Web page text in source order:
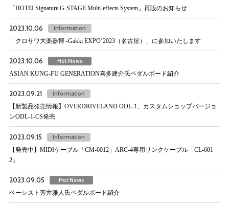
「HOTEI Signature G-STAGE Multi-effects System」再販のお知らせ
2023.10.06
Information
「クロサワ大楽器博 -Gakki EXPO’2023（名古屋）」に参加いたします
2023.10.06
Hot News
ASIAN KUNG-FU GENERATION喜多建介氏ペダルボード紹介
2023.09.21
Information
【新製品発売情報】OVERDRIVELAND ODL-1、カスタムショップバージョ
ンODL-1-CS発売
2023.09.15
Information
【発売中】MIDIケーブル「CM-6012」ARC-4専用リンクケーブル「CL-601
2」
2023.09.05
Hot News
ベーシスト芳井雅人氏ペダルボード紹介